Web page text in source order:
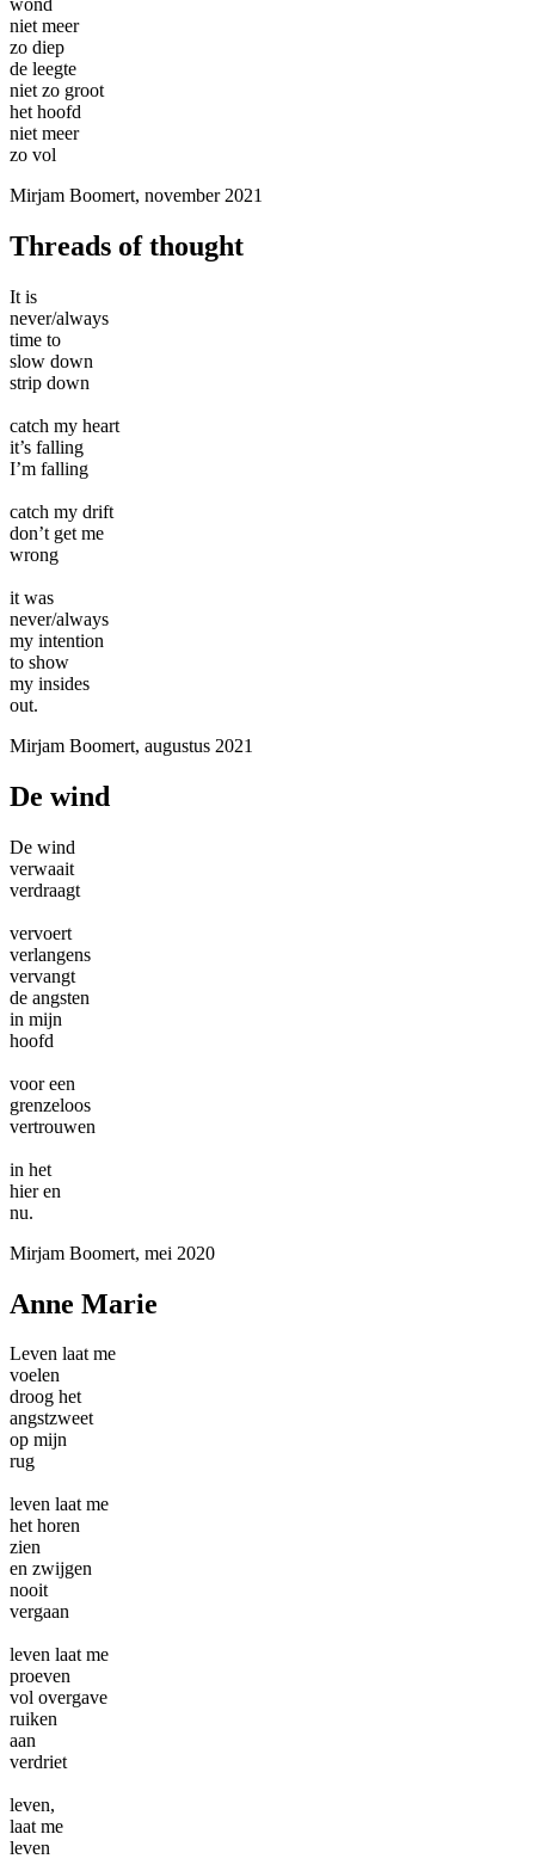
wond
niet meer
zo diep
de leegte
niet zo groot
het hoofd
niet meer
zo vol
Mirjam Boomert, november 2021
Threads of thought
It is
never/always
time to
slow down
strip down
catch my heart
it’s falling
I’m falling
catch my drift
don’t get me
wrong
it was
never/always
my intention
to show
my insides
out.
Mirjam Boomert, augustus 2021
De wind
De wind
verwaait
verdraagt
vervoert
verlangens
vervangt
de angsten
in mijn
hoofd
voor een
grenzeloos
vertrouwen
in het
hier en
nu.
Mirjam Boomert, mei 2020
Anne Marie
Leven laat me
voelen
droog het
angstzweet
op mijn
rug
leven laat me
het horen
zien
en zwijgen
nooit
vergaan
leven laat me
proeven
vol overgave
ruiken
aan
verdriet
leven,
laat me
leven